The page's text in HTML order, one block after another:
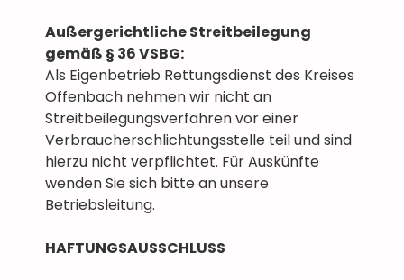
Außergerichtliche Streitbeilegung
gemäß § 36 VSBG:
Als Eigenbetrieb Rettungsdienst des Kreises
Offenbach nehmen wir nicht an
Streitbeilegungsverfahren vor einer
Verbraucherschlichtungsstelle teil und sind
hierzu nicht verpflichtet. Für Auskünfte
wenden Sie sich bitte an unsere
Betriebsleitung.
HAFTUNGSAUSSCHLUSS